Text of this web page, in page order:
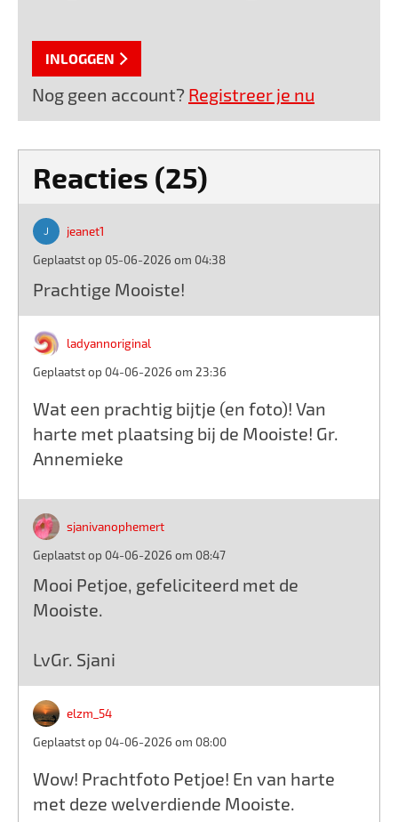
INLOGGEN
Nog geen account? Registreer je nu
Reacties (25)
jeanet1
Geplaatst op 05-06-2026 om 04:38
Prachtige Mooiste!
ladyannoriginal
Geplaatst op 04-06-2026 om 23:36
Wat een prachtig bijtje (en foto)! Van
harte met plaatsing bij de Mooiste! Gr.
Annemieke
sjanivanophemert
Geplaatst op 04-06-2026 om 08:47
Mooi Petjoe, gefeliciteerd met de
Mooiste.
LvGr. Sjani
elzm_54
Geplaatst op 04-06-2026 om 08:00
Wow! Prachtfoto Petjoe! En van harte
met deze welverdiende Mooiste.